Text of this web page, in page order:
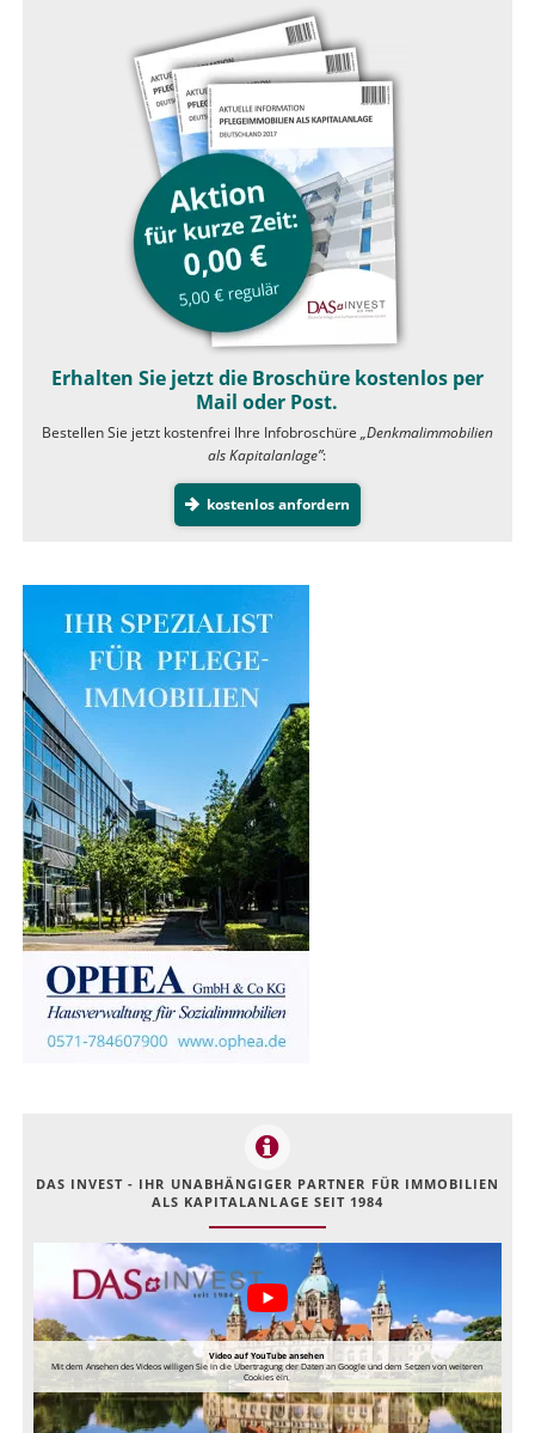
Erhalten Sie jetzt die Broschüre kostenlos per
Mail oder Post.
Bestellen Sie jetzt kostenfrei Ihre Infobroschüre „Denkmalimmobilien
als Kapitalanlage”:
kostenlos anfordern
DAS INVEST - IHR UNABHÄNGIGER PARTNER FÜR IMMOBILIEN
ALS KAPITALANLAGE SEIT 1984
Video auf YouTube ansehen
Mit dem Ansehen des Videos willigen Sie in die Übertragung der Daten an Google und dem Setzen von weiteren
Cookies ein.